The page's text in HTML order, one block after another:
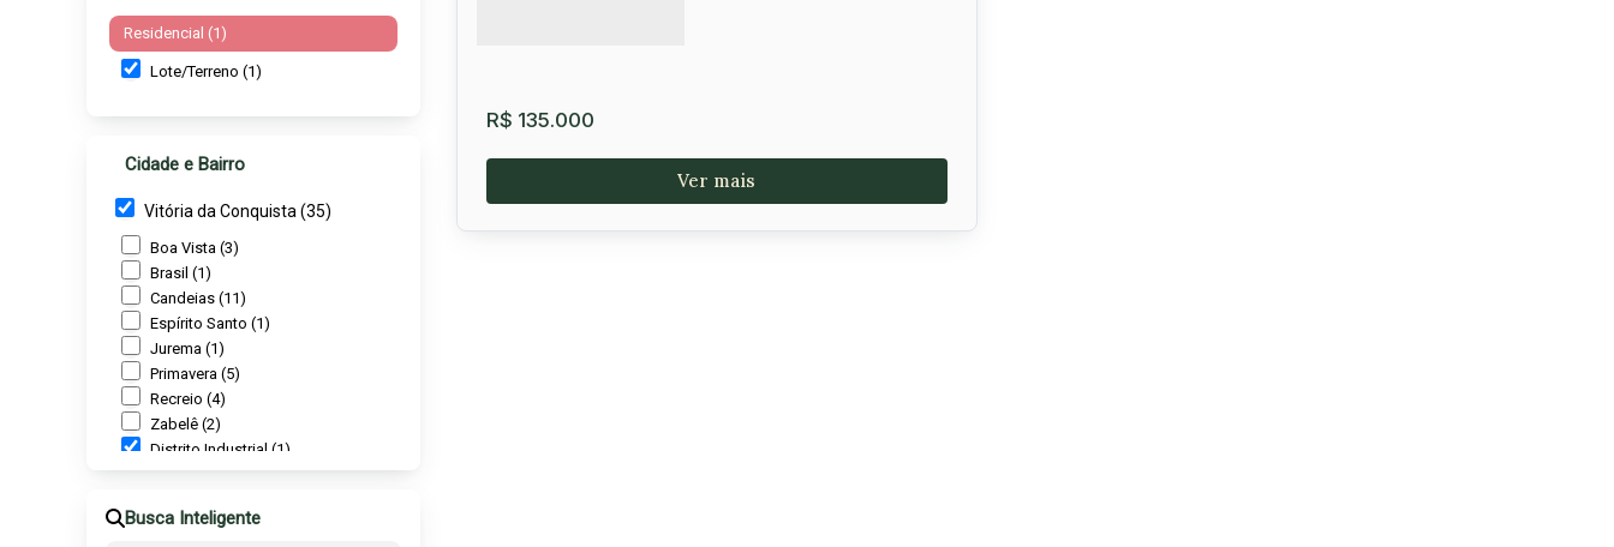
Residencial (1)
Lote/Terreno (1)
Cidade e Bairro
Vitória da Conquista (35)
Boa Vista (3)
Brasil (1)
Candeias (11)
Espírito Santo (1)
Jurema (1)
Primavera (5)
Recreio (4)
Zabelê (2)
Distrito Industrial (1)
Felícia (2)
Busca Inteligente
R$ 135.000